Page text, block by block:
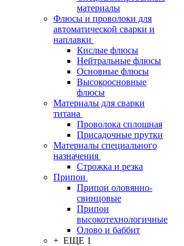
материалы
Флюсы и проволоки для
автоматической сварки и
наплавки
Кислые флюсы
Нейтральные флюсы
Основные флюсы
Высокоосновные
флюсы
Материалы для сварки
титана
Проволока сплошная
Присадочные прутки
Материалы специального
назначения
Строжка и резка
Припои
Припои оловянно-
свинцовые
Припои
высокотехнологичные
Олово и баббит
+ ЕЩЕ 1